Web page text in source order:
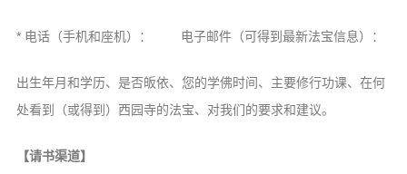
法音宣流
音频视频
弘法书籍
* 电话（手机和座机）： 电子邮件（可得到最新法宝信息）：
出生年月和学历、是否皈依、您的学佛时间、主要修行功课、在何
处看到（或得到）西园寺的法宝、对我们的要求和建议。
【请书渠道】